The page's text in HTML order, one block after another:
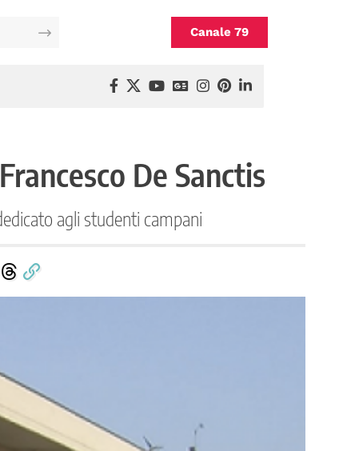
Canale 79
De Sanctis
agli studenti campani